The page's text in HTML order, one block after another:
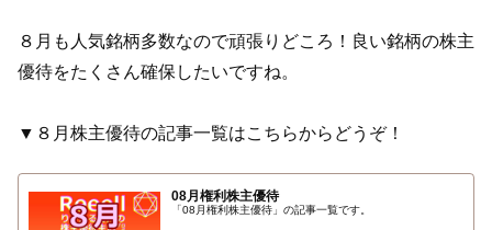
８月も人気銘柄多数なので頑張りどころ！良い銘柄の株主
優待をたくさん確保したいですね。
▼８月株主優待の記事一覧はこちらからどうぞ！
08月権利株主優待
「08月権利株主優待」の記事一覧です。